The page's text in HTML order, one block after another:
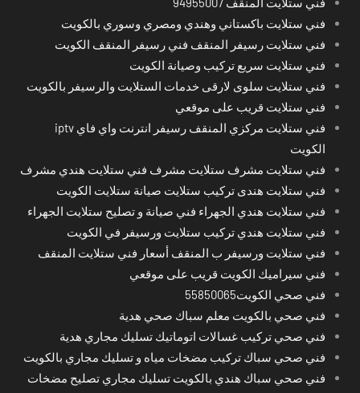
فني ستلايت باكستاني وهندي ومصري وسوري بالكويت
فني ستلايت رسيفر المنقف فني رسيفر المنقف الكويت
فني ستلايت سريع تركيب وصيانة الكويت
فني ستلايت سلوى لارقى خدمات الستلايت والرسيفر بالكويت
فني ستلايت قريب على موقعي
فني ستلايت مركزي المنقف رسيفر انترنت واي فاي iptv
الكويت
فني ستلايت مشرف ستلايت مشرف فني ستلايت هندي مشرف
فني ستلايت هندى تركيب ستلايت صيانة ستلايت الكويت
فني ستلايت هندي الجهراء فني صيانة و تصليح ستلايت الجهراء
فني ستلايت هندي تركيب ستلايت ورسيفر في الكويت
فني ستلايت ورسيفر ب المنقف أسعار فني ستلايت المنقف
فني سيراميك الكويت قريب على موقعي
فني صحي الكويت55850065
فني صحي بالكويت معلم سباك صحي هدية
فني صحي تركيب غسالات اتوماتيك تسليك مجاري هدية
فني صحي سباك تركيب مضخات مياه و تسليك مجاري بالكويت
فني صحي سباك هندي بالكويت تسليك مجاري تصليح مضخات